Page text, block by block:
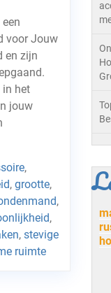
voor Jouw
en zijn
in het
jouw
,
, grootte,
,
,
, stevige
ruimte